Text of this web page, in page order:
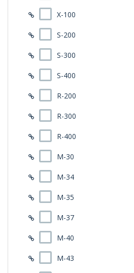
X-100
S-200
S-300
S-400
R-200
R-300
R-400
M-30
M-34
M-35
M-37
M-40
M-43